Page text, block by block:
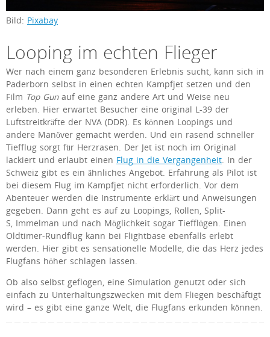
Bild: Pixabay
Looping im echten Flieger
Wer nach einem ganz besonderen Erlebnis sucht, kann sich in
Paderborn selbst in einen echten Kampfjet setzen und den
Film Top Gunauf eine ganz andere Art und Weise neu
erleben. Hier erwartet Besucher eine original L-39 der
Luftstreitkräfte der NVA (DDR). Es können Loopings und
andere Manöver gemacht werden. Und ein rasend schneller
Tiefflug sorgt für Herzrasen. Der Jet ist noch im Original
lackiert und erlaubt einen Flug in die Vergangenheit. In der
Schweiz gibt es ein ähnliches Angebot. Erfahrung als Pilot ist
bei diesem Flug im Kampfjet nicht erforderlich. Vor dem
Abenteuer werden die Instrumente erklärt und Anweisungen
gegeben. Dann geht es auf zu Loopings, Rollen, Split-
S, Immelman und nach Möglichkeit sogar Tiefflügen. Einen
Oldtimer-Rundflug kann bei Flightbase ebenfalls erlebt
werden. Hier gibt es sensationelle Modelle, die das Herz jedes
Flugfans höher schlagen lassen.
Ob also selbst geflogen, eine Simulation genutzt oder sich
einfach zu Unterhaltungszwecken mit dem Fliegen beschäftigt
wird – es gibt eine ganze Welt, die Flugfans erkunden können.